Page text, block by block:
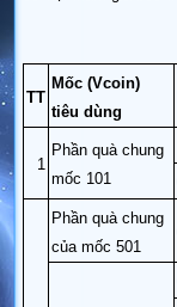
TT
Mốc (Vcoin)
tiêu dùng
1
Phần quà chung
mốc 101
Phần quà chung
của mốc 501